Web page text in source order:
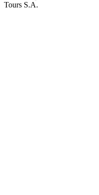
Tours S.A.